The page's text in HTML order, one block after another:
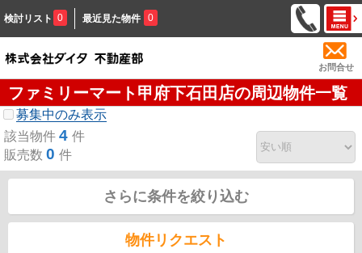
検討リスト 0 最近見た物件 0
お問合せ
ファミリーマート甲府下石田店の周辺物件一覧
募集中のみ表示
該当物件 4 件
販売数 0 件
さらに条件を絞り込む
物件リクエスト